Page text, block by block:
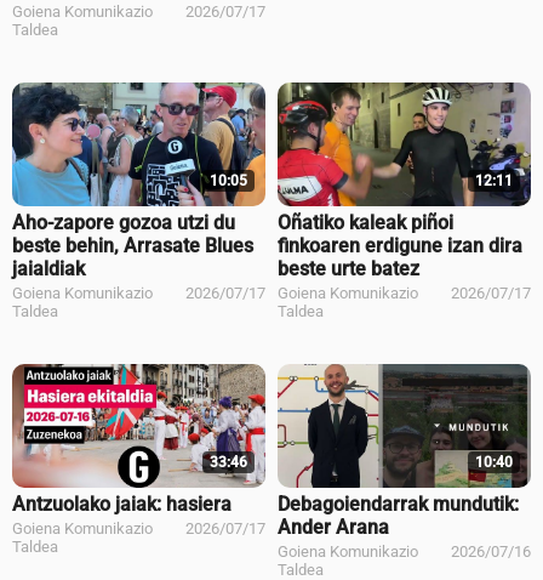
Goiena Komunikazio
Taldea
2026/07/17
10:05
Aho-zapore gozoa utzi du
beste behin, Arrasate Blues
jaialdiak
Goiena Komunikazio
Taldea
2026/07/17
12:11
Oñatiko kaleak piñoi
finkoaren erdigune izan dira
beste urte batez
Goiena Komunikazio
Taldea
2026/07/17
33:46
Antzuolako jaiak: hasiera
Goiena Komunikazio
Taldea
2026/07/17
10:40
Debagoiendarrak mundutik:
Ander Arana
Goiena Komunikazio
Taldea
2026/07/16